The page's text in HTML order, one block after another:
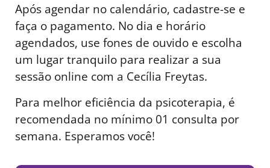
Após agendar no calendário, cadastre-se e
faça o pagamento. No dia e horário
agendados, use fones de ouvido e escolha
um lugar tranquilo para realizar a sua
sessão online com a Cecília Freytas.
Para melhor eficiência da psicoterapia, é
recomendada no mínimo 01 consulta por
semana. Esperamos você!